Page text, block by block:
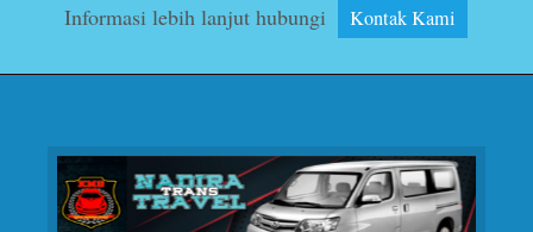
Informasi lebih lanjut hubungi Kontak Kami